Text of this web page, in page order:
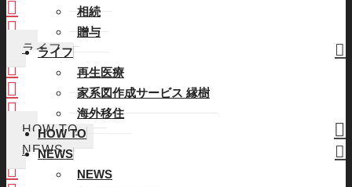
相続
贈与
ライフ
再生医療
家系図作成サービス 縁樹
海外移住
HOW TO
NEWS
NEWS
相続
贈与
ライフ
再生医療
家系図作成サービス 縁樹
海外移住
HOW TO
NEWS
NEWS